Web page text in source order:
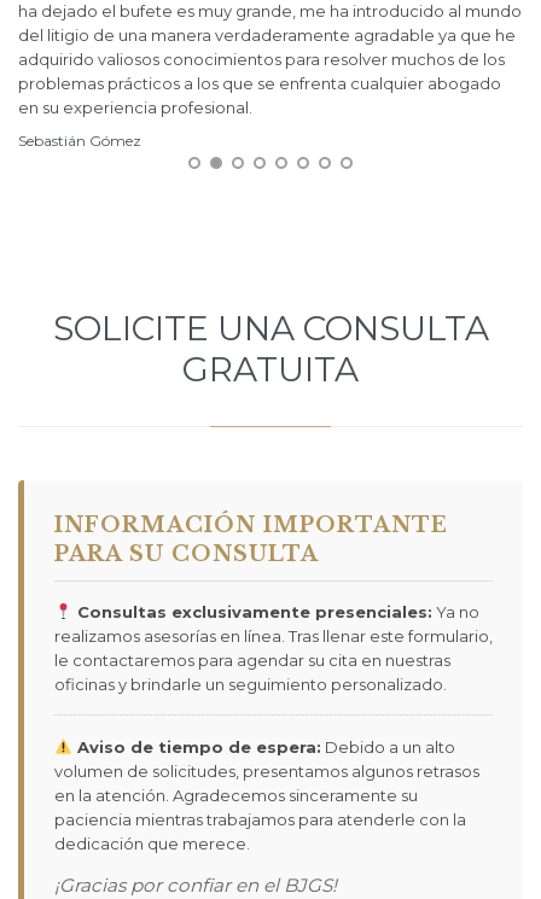
ha dejado el bufete es muy grande, me ha introducido al mundo
del litigio de una manera verdaderamente agradable ya que he
adquirido valiosos conocimientos para resolver muchos de los
problemas prácticos a los que se enfrenta cualquier abogado
en su experiencia profesional.
Sebastián Gómez
SOLICITE UNA CONSULTA
GRATUITA
INFORMACIÓN IMPORTANTE
PARA SU CONSULTA
Consultas exclusivamente presenciales: Ya no
realizamos asesorías en línea. Tras llenar este formulario,
le contactaremos para agendar su cita en nuestras
oficinas y brindarle un seguimiento personalizado.
Aviso de tiempo de espera: Debido a un alto
volumen de solicitudes, presentamos algunos retrasos
en la atención. Agradecemos sinceramente su
paciencia mientras trabajamos para atenderle con la
dedicación que merece.
¡Gracias por confiar en el BJGS!